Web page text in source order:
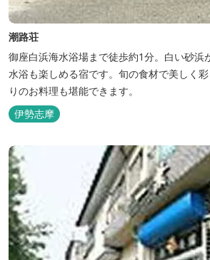
潮路荘
御座白浜海水浴場まで徒歩約1分。白い砂浜
水浴も楽しめる宿です。旬の食材で美しく
りのお料理も堪能できます。
伊勢志摩